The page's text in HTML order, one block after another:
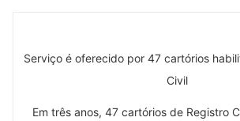
Serviço é oferecido por 47 cartórios
Civil
Em três anos, 47 cartórios de Registro